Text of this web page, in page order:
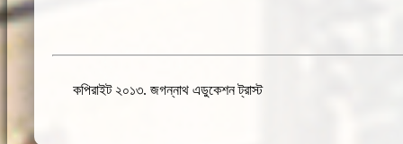
কপিরাইট ২০১৩. জগন্নাথ এডুকেশন ট্রাস্ট